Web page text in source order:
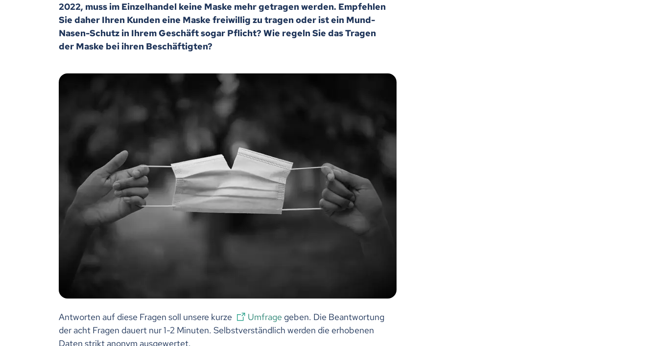
2022, muss im Einzelhandel keine Maske mehr getragen werden. Empfehlen
Sie daher Ihren Kunden eine Maske freiwillig zu tragen oder ist ein Mund-
Nasen-Schutz in Ihrem Geschäft sogar Pflicht? Wie regeln Sie das Tragen
der Maske bei ihren Beschäftigten?
Antworten auf diese Fragen soll unsere kurze Umfrage geben. Die Beantwortung
der acht Fragen dauert nur 1-2 Minuten. Selbstverständlich werden die erhobenen
Daten strikt anonym ausgewertet.